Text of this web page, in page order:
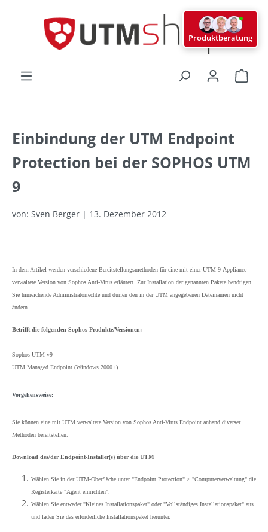
Einbindung der UTM Endpoint
Protection bei der SOPHOS UTM
9
von: Sven Berger | 13. Dezember 2012
In dem Artikel werden verschiedene Bereitstellungsmethoden für eine mit einer UTM 9-Appliance
verwaltete Version von Sophos Anti-Virus erläutert. Zur Installation der genannten Pakete benötigen
Sie hinreichende Administratorrechte und dürfen den in der UTM angegebenen Dateinamen nicht
ändern.
Betrifft die folgenden Sophos Produkte/Versionen:
Sophos UTM v9
UTM Managed Endpoint (Windows 2000+)
Vorgehensweise:
Sie können eine mit UTM verwaltete Version von Sophos Anti-Virus Endpoint anhand diverser
Methoden bereitstellen.
Download des/der Endpoint-Installer(s) über die UTM
Wählen Sie in der UTM-Oberfläche unter "Endpoint Protection" > "Computerverwaltung" die
Registerkarte "Agent einrichten".
Wählen Sie entweder "Kleines Installationspaket" oder "Vollständiges Installationspaket" aus
und laden Sie das erforderliche Installationspaket herunter.
Produktberatung